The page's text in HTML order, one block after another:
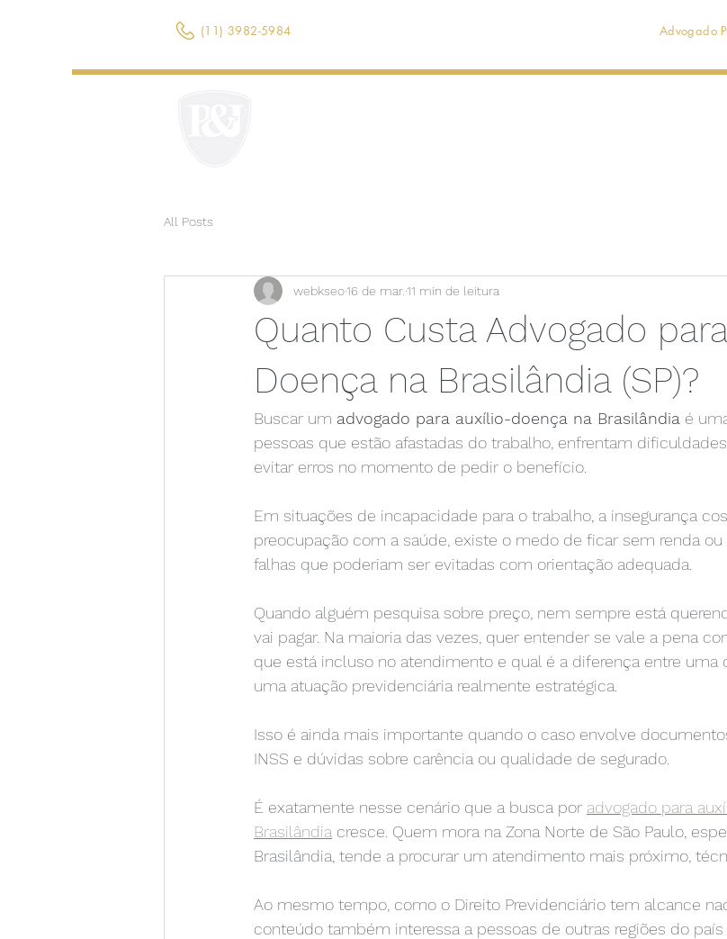
(11) 3982-5984 Advogado
All Posts
Quanto Custa Advogado
Doença na Brasilândia (SP)?
webkseo16 de mar. 11 min de leitura
Buscar um advogado para auxílio-doença na Brasilândia é
pessoas que estão afastadas do trabalho, enfrentam
evitar erros no momento de pedir o benefício.
Em situações de incapacidade para o trabalho, a insegurança
preocupação com a saúde, existe o medo de ficar sem renda
falhas que poderiam ser evitadas com orientação adequada.
Quando alguém pesquisa sobre preço, nem sempre está
vai pagar. Na maioria das vezes, quer entender se vale a pena
que está incluso no atendimento e qual é a diferença entre uma
uma atuação previdenciária realmente estratégica.
Isso é ainda mais importante quando o caso envolve
INSS e dúvidas sobre carência ou qualidade de segurado.
É exatamente nesse cenário que a busca por advogado para
Brasilândia cresce. Quem mora na Zona Norte de São Paulo,
Brasilândia, tende a procurar um atendimento mais próximo,
Ao mesmo tempo, como o Direito Previdenciário tem alcance
conteúdo também interessa a pessoas de outras regiões do